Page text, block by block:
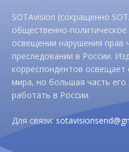
SOTAvision (сокращенно
общественно-
освещении нарушения прав
преследовании в России.
корреспондентов освещает
мира, но большая часть
работать в России.
Для связи: